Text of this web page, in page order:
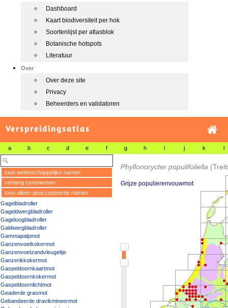
Dashboard
Kaart biodiversiteit per hok
Soortenlijst per atlasblok
Botanische hotspots
Literatuur
Over
Over deze site
Privacy
Beheerders en validatoren
Verspreidingsatlas
a b c d e f g h i j k l
toon wetenschappelijke namen
verberg synoniemen
toon alleen geaccepteerde namen
Gagelbladroller
Gageldwergbladroller
Gageloogbladroller
Galdwergbladroller
Gammapalpmot
Ganzenvoetkokermot
Ganzenvoetzandvleugeltje
Ganzerikkokermot
Gaspeldoornkaartmot
Gaspeldoornkokermot
Gaspeldoornlichtmot
Geaderde grasmot
Gebandeerde dravikmineermot
Phyllonorycter populifoliella
Grijze populierenvouwmot